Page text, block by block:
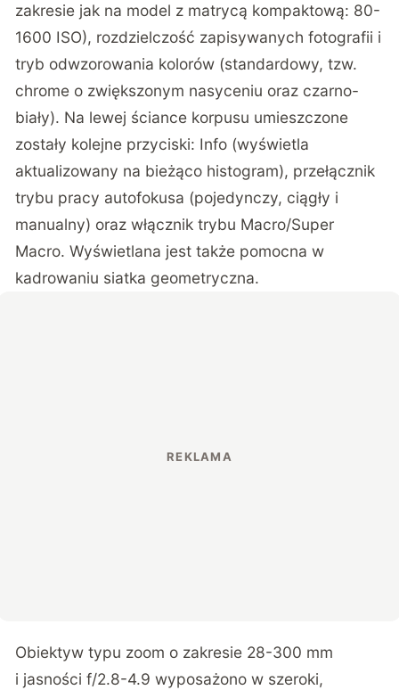
zakresie jak na model z matrycą kompaktową: 80-
1600 ISO), rozdzielczość zapisywanych fotografii i
tryb odwzorowania kolorów (standardowy, tzw.
chrome o zwiększonym nasyceniu oraz czarno-
biały). Na lewej ściance korpusu umieszczone
zostały kolejne przyciski: Info (wyświetla
aktualizowany na bieżąco histogram), przełącznik
trybu pracy autofokusa (pojedynczy, ciągły i
manualny) oraz włącznik trybu Macro/Super
Macro. Wyświetlana jest także pomocna w
kadrowaniu siatka geometryczna.
Obiektyw typu zoom o zakresie 28-300 mm
i jasności f/2.8-4.9 wyposażono w szeroki,